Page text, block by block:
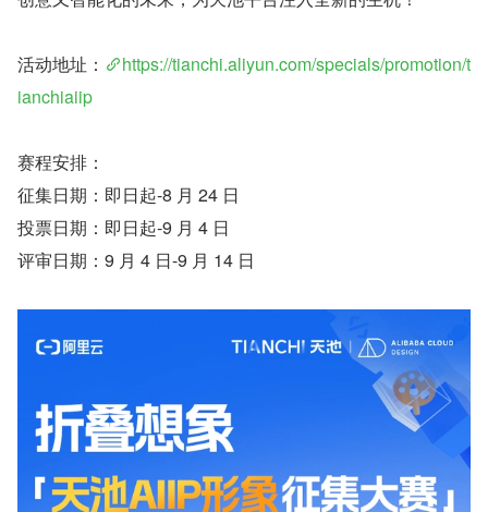
活动地址：
https://tianchi.aliyun.com/specials/promotion/t
ianchiaiip
赛程安排：
征集日期：即日起-8 月 24 日
投票日期：即日起-9 月 4 日
评审日期：9 月 4 日-9 月 14 日